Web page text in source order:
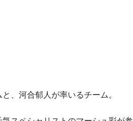
、河合郁人が率いるチーム。